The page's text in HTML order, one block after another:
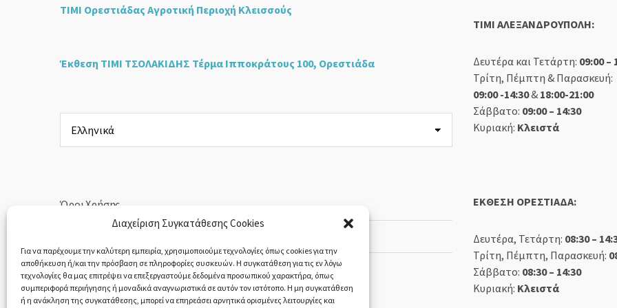
Διαχείριση Συγκατάθεσης Cookies
Για να παρέχουμε την καλύτερη εμπειρία, χρησιμοποιούμε τεχνολογίες όπως cookies για την
αποθήκευση ή/και την πρόσβαση σε πληροφορίες συσκευών. Η συγκατάθεση για τις εν λόγω
τεχνολογίες θα μας επιτρέψει να επεξεργαστούμε δεδομένα προσωπικού χαρακτήρα, όπως
συμπεριφορά περιήγησης ή μοναδικά αναγνωριστικά σε αυτόν τον ιστότοπο. Η μη συγκατάθεση
ή η ανάκληση της συγκατάθεσης, μπορεί να επηρεάσει αρνητικά ορισμένες λειτουργίες και
ΤΙΜΙ Ορεστιάδας Αγροτική Περιοχή Κλεισσούς
Έκθεση ΤΙΜΙ ΤΣΟΛΑΚΙΔΗΣ Τέρμα Ιπποκράτους 100, Ορεστιάδα
μια
γλώσσα
Όροι Χρήσης
Υπαναχώρηση & Επιστροφές Προϊόντων
TIMI ΑΛΕΞΑΝΔΡΟΥΠΟΛΗ:
Δευτέρα και Τετάρτη: 09:00 –
Τρίτη, Πέμπτη & Παρασκευή:
09:00 -14:30& 18:00-21:00
Σάββατο: 09:00 – 14:30
Κυριακή: Κλειστά
ΕΚΘΕΣΗ ΟΡΕΣΤΙΑΔΑ:
Δευτέρα, Τετάρτη: 08:30 –
Τρίτη, Πέμπτη, Παρασκευή:
Σάββατο: 08:30 – 14:30
Κυριακή: Κλειστά